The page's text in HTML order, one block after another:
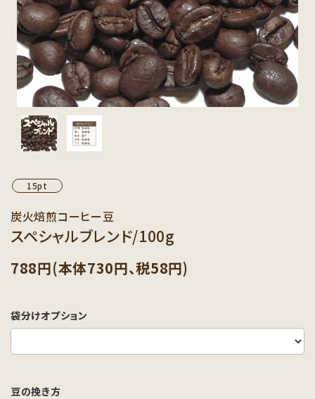
カテゴリーから探す
セット商品から探す
ご利用ガイド
インフォメーション
15pt
炭火焙煎コーヒー豆
スペシャルブレンド/100g
788円(本体730円、税58円)
袋分けオプション
豆の挽き方